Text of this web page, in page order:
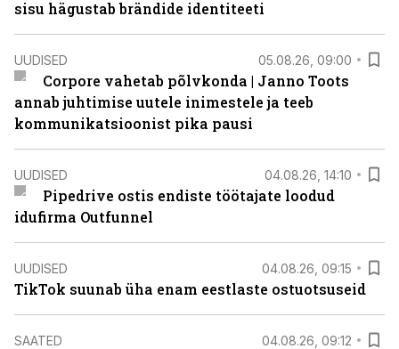
sisu hägustab brändide identiteeti
UUDISED 05.08.26, 09:00
Corpore vahetab põlvkonda | Janno Toots
annab juhtimise uutele inimestele ja teeb
kommunikatsioonist pika pausi
UUDISED 04.08.26, 14:10
Pipedrive ostis endiste töötajate loodud
idufirma Outfunnel
UUDISED 04.08.26, 09:15
TikTok suunab üha enam eestlaste ostuotsuseid
SAATED 04.08.26, 09:12